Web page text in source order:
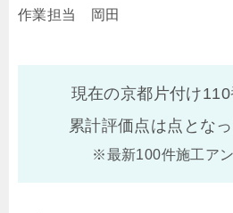
作業担当 岡田
現在の京都片付け
累計評価点は点とな
※最新100件施工ア